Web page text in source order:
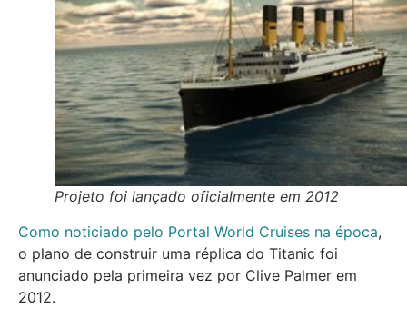
Projeto foi lançado oficialmente em 2012
Como noticiado pelo Portal World Cruises na época,
o plano de construir uma réplica do Titanic foi
anunciado pela primeira vez por Clive Palmer em
2012.